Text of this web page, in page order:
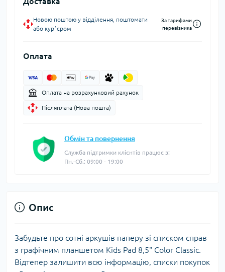
Новою поштою у відділення, поштомати
або курʼєром
За тарифами
перевізника
Оплата
Оплата на розрахунковий рахунок
Післяплата (Нова пошта)
Обмін та повернення
Служба підтримки клієнтів працює з:
Пн.-Сб.: 09:00 - 19:00
Опис
Забудьте про сотні аркушів паперу зі списком справ
з графічним планшетом Kids Pad 8,5" Color Classic.
Відтепер залишити всю інформацію, списки покупок